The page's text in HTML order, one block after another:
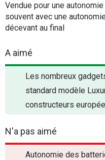
Vendue pour une
souvent avec une
décevant au final
A aimé
Les nombreux
standard modèle
constructeurs
N'a pas aimé
Autonomie des